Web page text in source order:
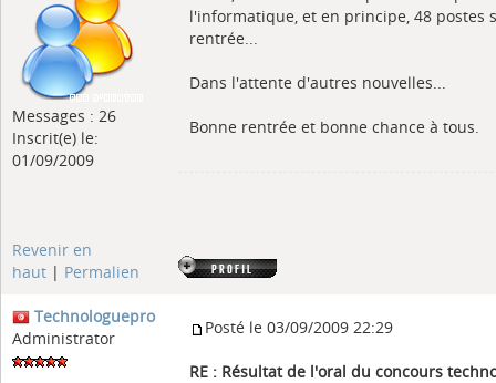
Messages : 26
Inscrit(e) le:
01/09/2009
l'informatique, et en principe, 48 postes
rentrée...
Dans l'attente d'autres nouvelles...
Bonne rentrée et bonne chance à tous.
Revenir en
haut | Permalien
Technologuepro
Administrator
Posté le 03/09/2009 22:29
RE : Résultat de l'oral du concours